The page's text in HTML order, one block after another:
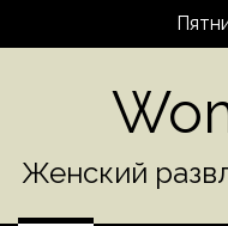
Женский